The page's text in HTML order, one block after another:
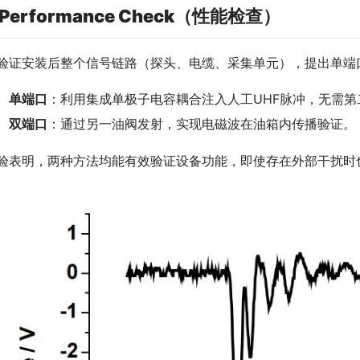
Check（性能检查）
证安装后整个信号链路（探头、电缆、采集单元），提出单
单端口 ：利用集成单极子电容耦合注入人工UHF脉冲，无需
双端口 ：通过另一油阀发射，实现电磁波在油箱内传播验证。
表明，两种方法均能有效验证设备功能，即使存在外部干扰时